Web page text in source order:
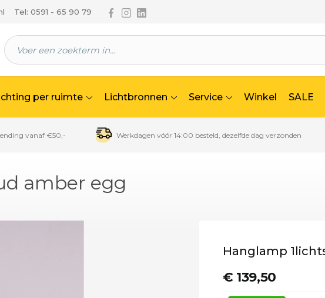
Tel: 0591 - 65 90 79 Volg ons via Facebook
Volg ons via Instagram
Volg ons via Linkedin
per ruimte Lichtbronnen Service Winkel SALE
vanaf €50,- Werkdagen vóór 14:00 besteld, dezelfde dag verzonden
amber egg
Hanglamp
€ 139,50